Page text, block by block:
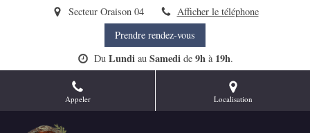
Secteur Oraison 04
Afficher le téléphone
Prendre rendez-vous
Du Lundiau Samedide 9hà 19h.
Appeler Localisation